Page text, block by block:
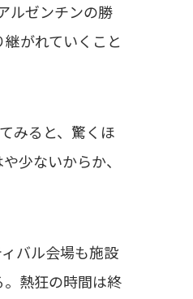
ルゼンチンの勝
がれていくこと
みると、驚くほ
少ないからか、
バル会場も施設
熱狂の時間は終